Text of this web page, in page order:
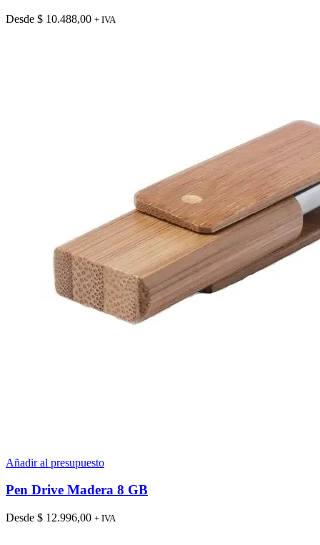
Desde $ 10.488,00 + IVA
Añadir al presupuesto
Pen Drive Madera 8 GB
Desde $ 12.996,00 + IVA